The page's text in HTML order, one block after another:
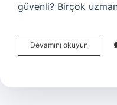
güvenli? Birçok
Devamını okuyun
Telefon